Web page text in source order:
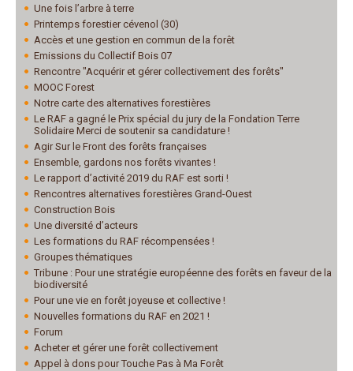
Une fois l’arbre à terre
Printemps forestier cévenol (30)
Accès et une gestion en commun de la forêt
Emissions du Collectif Bois 07
Rencontre "Acquérir et gérer collectivement des forêts"
MOOC Forest
Notre carte des alternatives forestières
Le RAF a gagné le Prix spécial du jury de la Fondation Terre
Solidaire Merci de soutenir sa candidature !
Agir Sur le Front des forêts françaises
Ensemble, gardons nos forêts vivantes !
Le rapport d’activité 2019 du RAF est sorti !
Rencontres alternatives forestières Grand-Ouest
Construction Bois
Une diversité d’acteurs
Les formations du RAF récompensées !
Groupes thématiques
Tribune : Pour une stratégie européenne des forêts en faveur de la
biodiversité
Pour une vie en forêt joyeuse et collective !
Nouvelles formations du RAF en 2021 !
Forum
Acheter et gérer une forêt collectivement
Appel à dons pour Touche Pas à Ma Forêt